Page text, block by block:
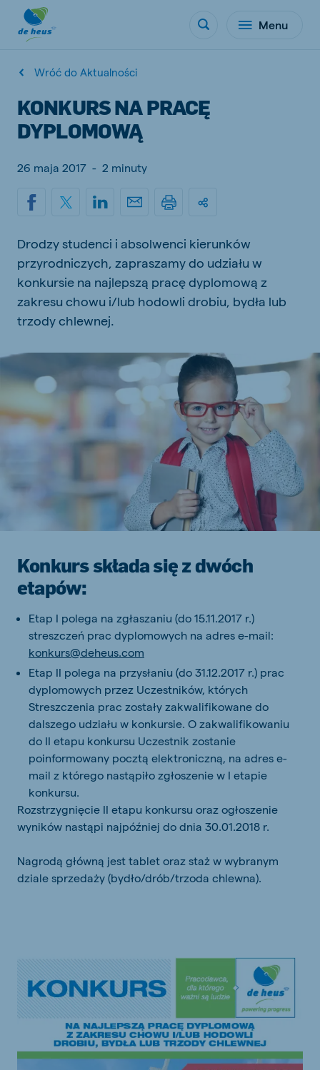
Menu
Wróć do Aktualności
KONKURS NA PRACĘ
DYPLOMOWĄ
26 maja 2017 - 2 minuty
Drodzy studenci i absolwenci kierunków
przyrodniczych, zapraszamy do udziału w
konkursie na najlepszą pracę dyplomową z
zakresu chowu i/lub hodowli drobiu, bydła lub
trzody chlewnej.
Konkurs składa się z dwóch
etapów:
Etap I polega na zgłaszaniu (do 15.11.2017 r.)
streszczeń prac dyplomowych na adres e-mail:
konkurs@deheus.com
Etap II polega na przysłaniu (do 31.12.2017 r.) prac
dyplomowych przez Uczestników, których
Streszczenia prac zostały zakwalifikowane do
dalszego udziału w konkursie. O zakwalifikowaniu
do II etapu konkursu Uczestnik zostanie
poinformowany pocztą elektroniczną, na adres e-
mail z którego nastąpiło zgłoszenie w I etapie
konkursu.
Rozstrzygnięcie II etapu konkursu oraz ogłoszenie
wyników nastąpi najpóźniej do dnia 30.01.2018 r.
Nagrodą główną jest tablet oraz staż w wybranym
dziale sprzedaży (bydło/drób/trzoda chlewna).